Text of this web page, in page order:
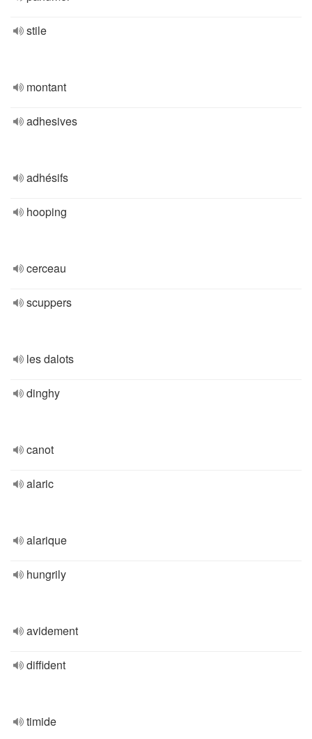
stile
montant
adhesives
adhésifs
hooping
cerceau
scuppers
les dalots
dinghy
canot
alaric
alarique
hungrily
avidement
diffident
timide